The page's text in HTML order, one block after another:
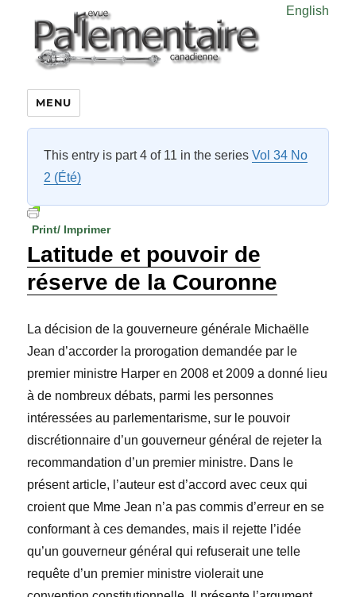
English
MENU
This entry is part 4 of 11 in the seriesVol 34 No
2 (Été)
Print/ Imprimer
Latitude et pouvoir de
réserve de la Couronne
La décision de la gouverneure générale Michaëlle
Jean d’accorder la prorogation demandée par le
premier ministre Harper en 2008 et 2009 a donné lieu
à de nombreux débats, parmi les personnes
intéressées au parlementarisme, sur le pouvoir
discrétionnaire d’un gouverneur général de rejeter la
recommandation d’un premier ministre. Dans le
présent article, l’auteur est d’accord avec ceux qui
croient que Mme Jean n’a pas commis d’erreur en se
conformant à ces demandes, mais il rejette l’idée
qu’un gouverneur général qui refuserait une telle
requête d’un premier ministre violerait une